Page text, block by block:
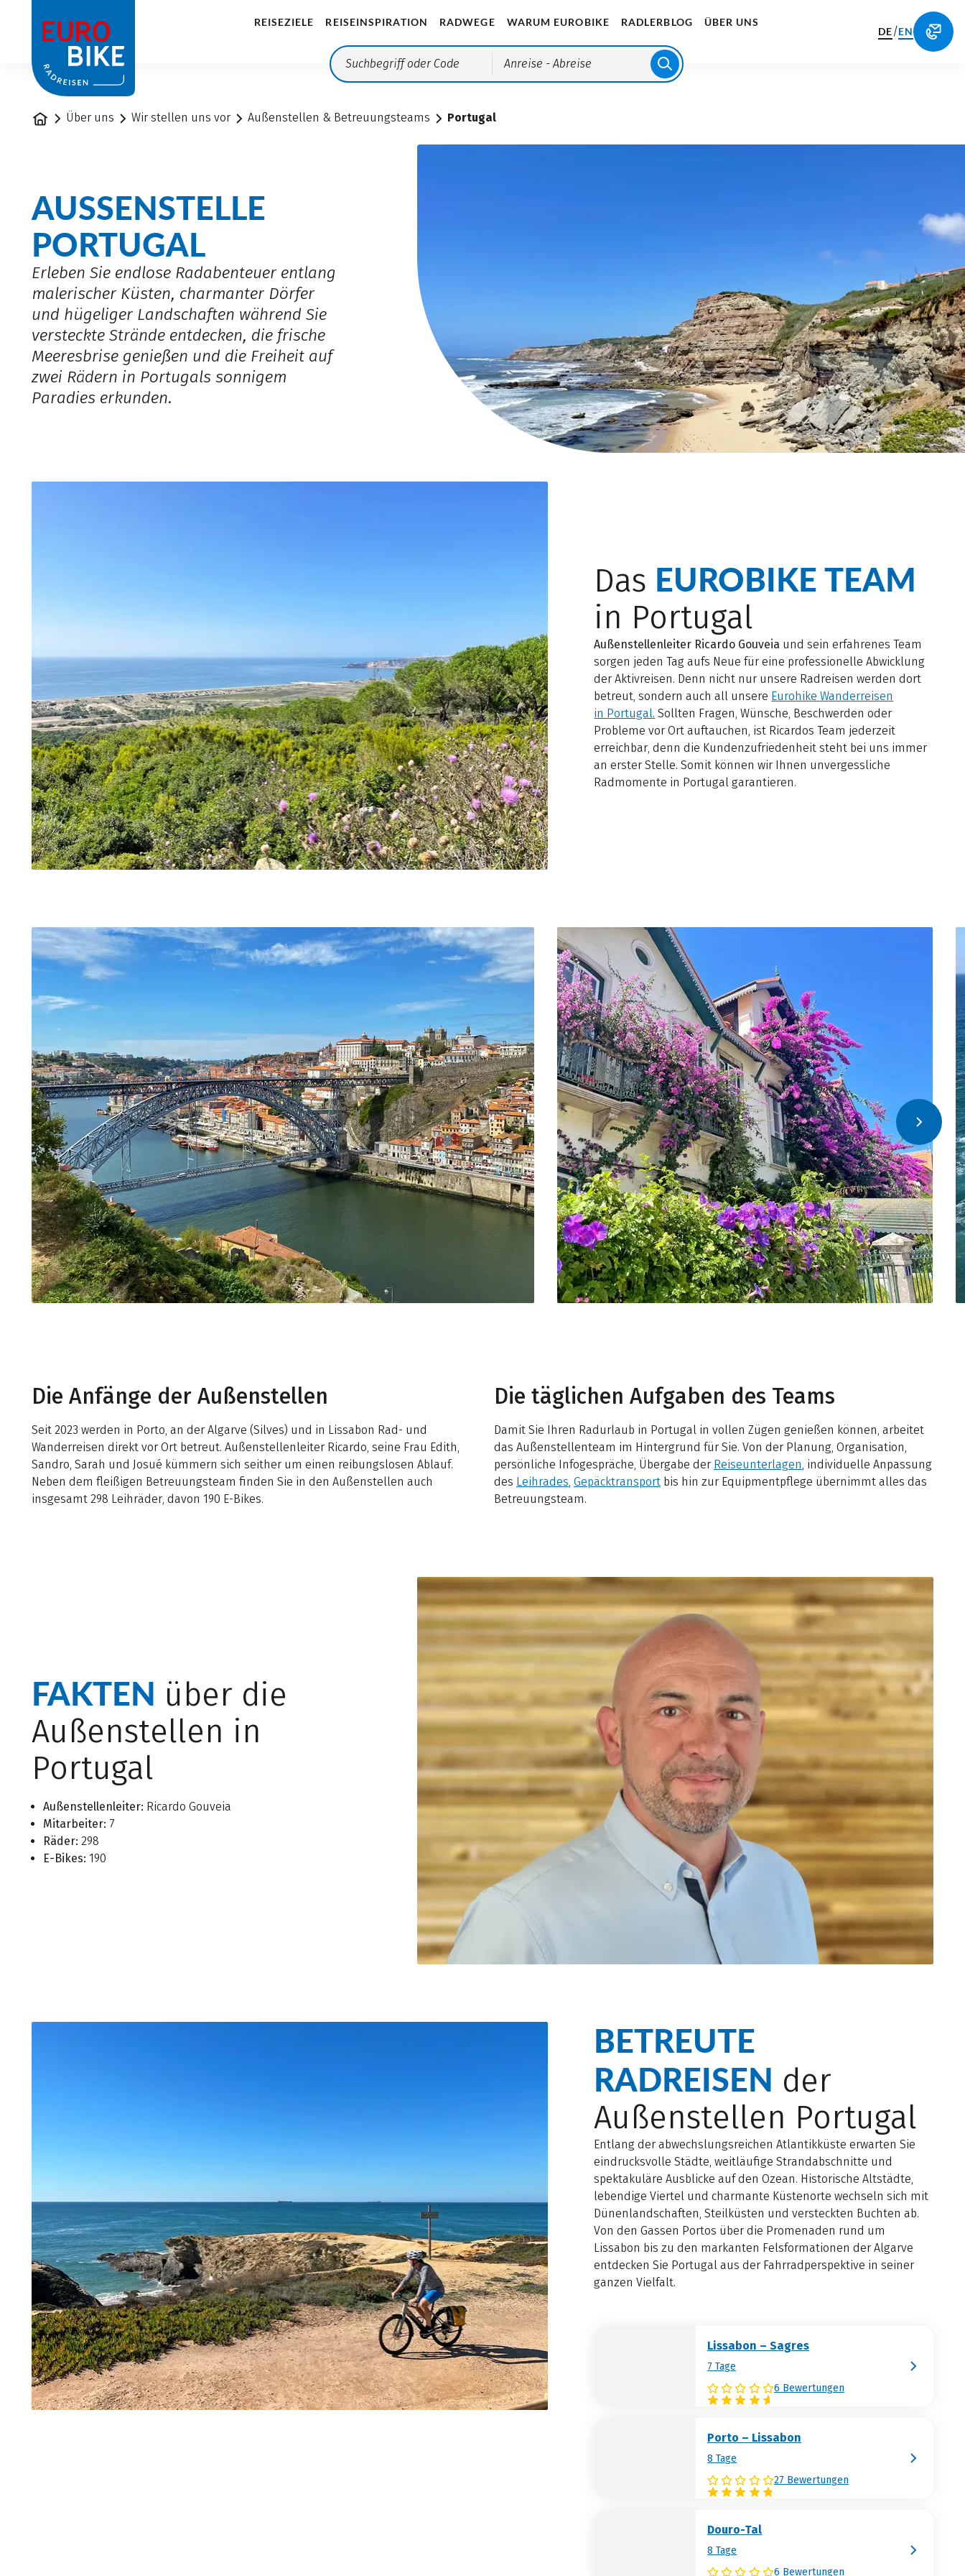
REISEZIELE REISEINSPIRATION RADWEGE WARUM EUROBIKE RADLERBLOG ÜBER UNS
Anreise - Abreise
DE/EN
StartseiteÜber uns Wir stellen uns vor Außenstellen & Betreuungsteams Portugal
AUSSENSTELLE P
ORTUGAL
Erleben Sie endlose Radabenteuer entlang
malerischer Küsten, charmanter Dörfer
und hügeliger Landschaften während Sie
versteckte Strände entdecken, die frische
Meeresbrise genießen und die Freiheit auf
zwei Rädern in Portugals sonnigem
Paradies erkunden.
Das EUROBIKE TEAM
in Portugal
Außenstellenleiter Ricardo Gouveia und sein erfahrenes Team
sorgen jeden Tag aufs Neue für eine professionelle Abwicklung
der Aktivreisen. Denn nicht nur unsere Radreisen werden dort
betreut, sondern auch all unsere Eurohike Wanderreisen
in Portugal. Sollten Fragen, Wünsche, Beschwerden oder
Probleme vor Ort auftauchen, ist Ricardos Team jederzeit
erreichbar, denn die Kundenzufriedenheit steht bei uns immer
an erster Stelle. Somit können wir Ihnen unvergessliche
Radmomente in Portugal garantieren.
Die Anfänge der Außenstellen
Seit 2023 werden in Porto, an der Algarve (Silves) und in Lissabon Rad- und
Wanderreisen direkt vor Ort betreut. Außenstellenleiter Ricardo, seine Frau Edith,
Sandro, Sarah und Josué kümmern sich seither um einen reibungslosen Ablauf.
Neben dem fleißigen Betreuungsteam finden Sie in den Außenstellen auch
insgesamt 298 Leihräder, davon 190 E-Bikes.
Die täglichen Aufgaben des Teams
Damit Sie Ihren Radurlaub in Portugal in vollen Zügen genießen können, arbeitet
das Außenstellenteam im Hintergrund für Sie. Von der Planung, Organisation,
persönliche Infogespräche, Übergabe der Reiseunterlagen, individuelle Anpassung
des Leihrades, Gepäcktransportbis hin zur Equipmentpflege übernimmt alles das
Betreuungsteam.
FAKTEN über die
Außenstellen in
Portugal
Außenstellenleiter: Ricardo Gouveia
Mitarbeiter: 7
Räder: 298
E-Bikes: 190
BETREUTE
RADREISEN der
Außenstellen Portugal
Entlang der abwechslungsreichen Atlantikküste erwarten Sie
eindrucksvolle Städte, weitläufige Strandabschnitte und
spektakuläre Ausblicke auf den Ozean. Historische Altstädte,
lebendige Viertel und charmante Küstenorte wechseln sich mit
Dünenlandschaften, Steilküsten und versteckten Buchten ab.
Von den Gassen Portos über die Promenaden rund um
Lissabon bis zu den markanten Felsformationen der Algarve
entdecken Sie Portugal aus der Fahrradperspektive in seiner
ganzen Vielfalt.
Lissabon – Sagres
7 Tage
6 Bewertungen
Porto – Lissabon
8 Tage
27 Bewertungen
Douro-Tal
8 Tage
6 Bewertungen